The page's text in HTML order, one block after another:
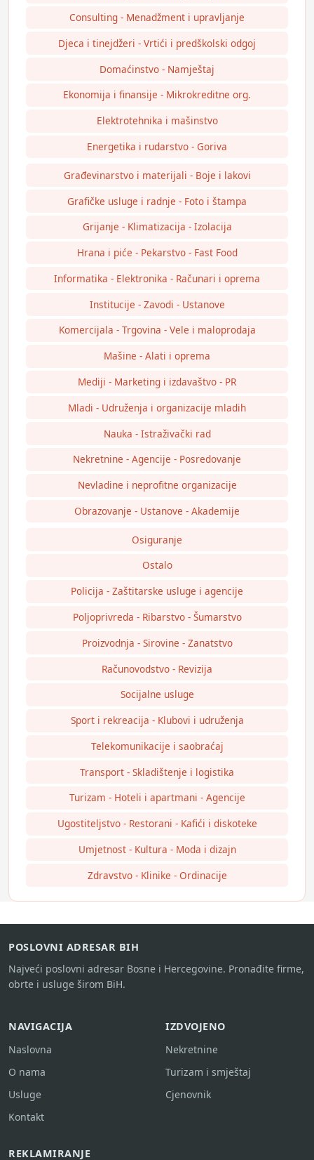
Consulting - Menadžment i upravljanje
Djeca i tinejdžeri - Vrtići i predškolski odgoj
Domaćinstvo - Namještaj
Ekonomija i finansije - Mikrokreditne org.
Elektrotehnika i mašinstvo
Energetika i rudarstvo - Goriva
Građevinarstvo i materijali - Boje i lakovi
Grafičke usluge i radnje - Foto i štampa
Grijanje - Klimatizacija - Izolacija
Hrana i piće - Pekarstvo - Fast Food
Informatika - Elektronika - Računari i oprema
Institucije - Zavodi - Ustanove
Komercijala - Trgovina - Vele i maloprodaja
Mašine - Alati i oprema
Mediji - Marketing i izdavaštvo - PR
Mladi - Udruženja i organizacije mladih
Nauka - Istraživački rad
Nekretnine - Agencije - Posredovanje
Nevladine i neprofitne organizacije
Obrazovanje - Ustanove - Akademije
Osiguranje
Ostalo
Policija - Zaštitarske usluge i agencije
Poljoprivreda - Ribarstvo - Šumarstvo
Proizvodnja - Sirovine - Zanatstvo
Računovodstvo - Revizija
Socijalne usluge
Sport i rekreacija - Klubovi i udruženja
Telekomunikacije i saobraćaj
Transport - Skladištenje i logistika
Turizam - Hoteli i apartmani - Agencije
Ugostiteljstvo - Restorani - Kafići i diskoteke
Umjetnost - Kultura - Moda i dizajn
Zdravstvo - Klinike - Ordinacije
POSLOVNI ADRESAR BIH
Najveći poslovni adresar Bosne i Hercegovine. Pronađite firme,
obrte i usluge širom BiH.
NAVIGACIJA
Naslovna
O nama
Usluge
Kontakt
IZDVOJENO
Nekretnine
Turizam i smještaj
Cjenovnik
REKLAMIRANJE